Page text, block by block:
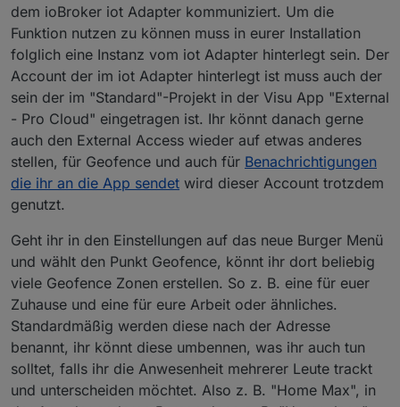
dem ioBroker iot Adapter kommuniziert. Um die
Funktion nutzen zu können muss in eurer Installation
folglich eine Instanz vom iot Adapter hinterlegt sein. Der
Account der im iot Adapter hinterlegt ist muss auch der
sein der im "Standard"-Projekt in der Visu App "External
- Pro Cloud" eingetragen ist. Ihr könnt danach gerne
auch den External Access wieder auf etwas anderes
stellen, für Geofence und auch für Benachrichtigungen
die ihr an die App sendet wird dieser Account trotzdem
genutzt.
Geht ihr in den Einstellungen auf das neue Burger Menü
und wählt den Punkt Geofence, könnt ihr dort beliebig
viele Geofence Zonen erstellen. So z. B. eine für euer
Zuhause und eine für eure Arbeit oder ähnliches.
Standardmäßig werden diese nach der Adresse
benannt, ihr könnt diese umbennen, was ihr auch tun
solltet, falls ihr die Anwesenheit mehrerer Leute trackt
und unterscheiden möchtet. Also z. B. "Home Max", in